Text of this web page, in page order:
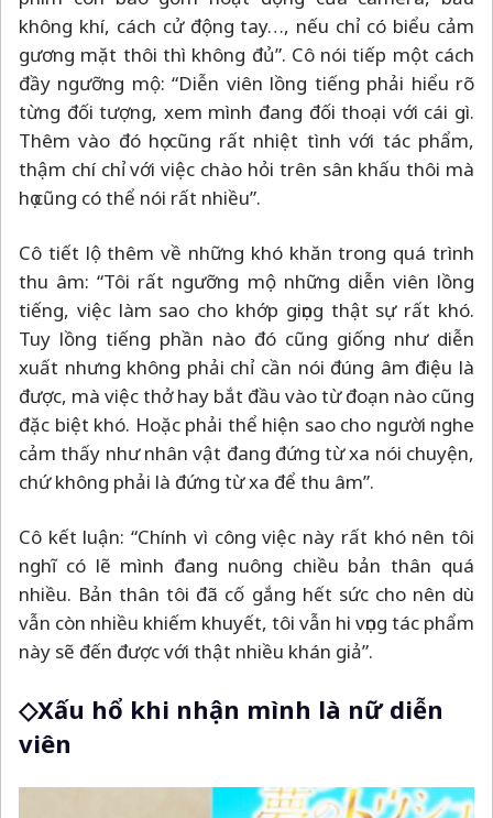
không khí, cách cử động tay…, nếu chỉ có biểu cảm
gương mặt thôi thì không đủ”. Cô nói tiếp một cách
đầy ngưỡng mộ: “Diễn viên lồng tiếng phải hiểu rõ
từng đối tượng, xem mình đang đối thoại với cái gì.
Thêm vào đó họ cũng rất nhiệt tình với tác phẩm,
thậm chí chỉ với việc chào hỏi trên sân khấu thôi mà
họ cũng có thể nói rất nhiều”.
Cô tiết lộ thêm về những khó khăn trong quá trình
thu âm: “Tôi rất ngưỡng mộ những diễn viên lồng
tiếng, việc làm sao cho khớp giọng thật sự rất khó.
Tuy lồng tiếng phần nào đó cũng giống như diễn
xuất nhưng không phải chỉ cần nói đúng âm điệu là
được, mà việc thở hay bắt đầu vào từ đoạn nào cũng
đặc biệt khó. Hoặc phải thể hiện sao cho người nghe
cảm thấy như nhân vật đang đứng từ xa nói chuyện,
chứ không phải là đứng từ xa để thu âm”.
Cô kết luận: “Chính vì công việc này rất khó nên tôi
nghĩ có lẽ mình đang nuông chiều bản thân quá
nhiều. Bản thân tôi đã cố gắng hết sức cho nên dù
vẫn còn nhiều khiếm khuyết, tôi vẫn hi vọng tác phẩm
này sẽ đến được với thật nhiều khán giả”.
◇Xấu hổ khi nhận mình là nữ diễn
viên